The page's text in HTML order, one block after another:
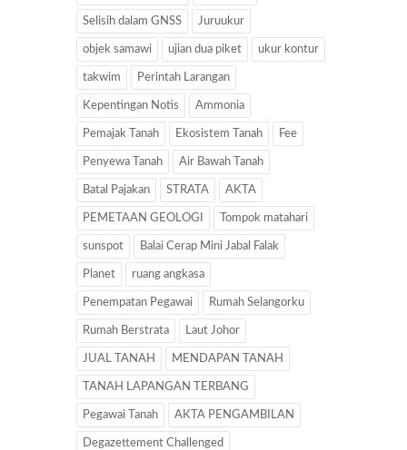
Selisih dalam GNSS Juruukur
objek samawi ujian dua piket ukur kontur
takwim Perintah Larangan
Kepentingan Notis Ammonia
Pemajak Tanah Ekosistem Tanah Fee
Penyewa Tanah Air Bawah Tanah
Batal Pajakan STRATA AKTA
PEMETAAN GEOLOGI Tompok matahari
sunspot Balai Cerap Mini Jabal Falak
Planet ruang angkasa
Penempatan Pegawai Rumah Selangorku
Rumah Berstrata Laut Johor
JUAL TANAH MENDAPAN TANAH
TANAH LAPANGAN TERBANG
Pegawai Tanah AKTA PENGAMBILAN
Degazettement Challenged